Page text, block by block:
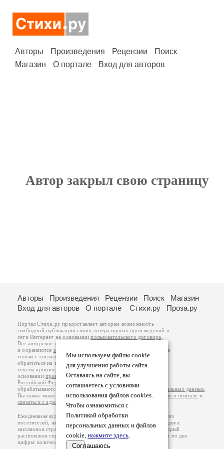
Авторы Произведения Рецензии
Поиск
Магазин
О портале Вход для авторов
Автор закрыл свою страницу
Мы используем файлы cookie
для улучшения работы сайта.
Оставаясь на сайте, вы
соглашаетесь с условиями
использования файлов cookies.
Чтобы ознакомиться с
Политикой обработки
персональных данных и файлов
cookie, нажмите здесь.
Соглашаюсь
Авторы Произведения Рецензии Поиск
Магазин
Вход для авторов
О портале Стихи.ру Проза.ру
Портал Стихи.ру предоставляет авторам возможность
свободной публикации своих литературных произведений в
сети Интернет на основаниипользовательского договора
Все авторские права на произведения принадлежат авторам
и охраняются законом
. Перепечатка произведений возможна
только с согласия его автора, к которому вы можете
обратиться на его авторской странице. Ответственность за
тексты произведений авторы несут самостоятельно на
основанииправил публикацииизаконодательства
Российской Федерации
обрабатываются на основанииПолитики обработки персональных данных
Вы также можете посмотреть более подробнуюинформацию о портале и
связаться с администрацией
Ежедневная аудитория портала Стихи.ру – порядка 200 тысяч
посетителей, которые в общей сумме просматривают более двух
миллионов страниц по данным счетчика посещаемости, который
расположен справа от этого текста. В каждой графе указано по две
цифры: количество просмотров и количество посетителей.